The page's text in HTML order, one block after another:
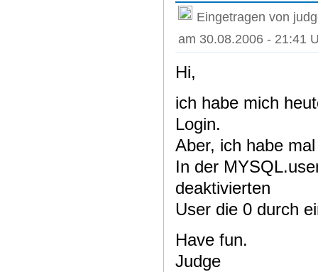
Eingetragen von
am 30.08.2006 - 21:41
Hi,
ich habe mich
Login.
Aber, ich habe
In der
deaktivierten
User die 0 durch
Have fun.
Judge